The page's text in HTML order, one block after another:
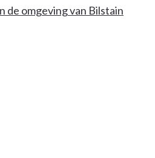
de omgeving van Bilstain